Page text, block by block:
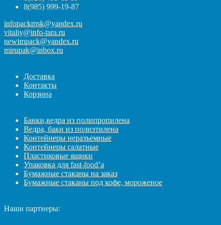
8(985) 999-19-87
infopackmsk@yandex.ru
vitaliy@info-tara.ru
newimpack@yandex.ru
mirupak@inbox.ru
Доставка
Контакты
Корзина
Банки,ведра из полипропилена
Ведра, баки из полиэтилена
Контейнеры неразъемные
Контейнеры салатные
Пластиковые ящики
Упаковка для fast-food’а
Бумажные стаканы на заказ
Бумажные стаканы под кофе, мороженое
Наши партнеры: